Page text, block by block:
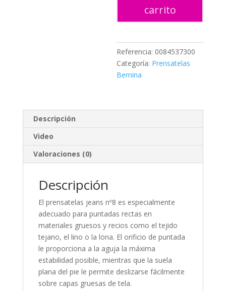
carrito
Referencia: 0084537300
Categoría: Prensatelas
Bernina
Descripción
Video
Valoraciones (0)
Descripción
El prensatelas jeans nº8 es especialmente
adecuado para puntadas rectas en
materiales gruesos y recios como el tejido
tejano, el lino o la lona. El orificio de puntada
le proporciona a la aguja la máxima
estabilidad posible, mientras que la suela
plana del pie le permite deslizarse fácilmente
sobre capas gruesas de tela.